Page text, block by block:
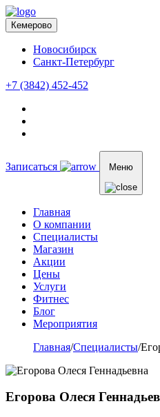
Кемерово
Новосибирск
Санкт-Петербург
+7 (3842) 452-452
Записаться Меню
Главная
О компании
Специалисты
Магазин
Акции
Цены
Услуги
Фитнес
Блог
Мероприятия
Главная/Специалисты/
Егорова Олеся